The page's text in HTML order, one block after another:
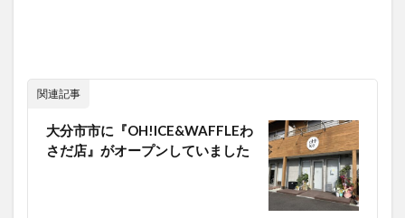
関連記事
大分市市に『OH!ICE&WAFFLEわ
さだ店』がオープンしていました